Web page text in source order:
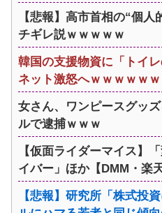
【悲報】高市首相の“個
チギレ説ｗｗｗｗｗ
韓国の支援物資に「トイ
ネット激怒へｗｗｗｗｗｗ
女さん、ワンピースグッ
ルで逮捕ｗｗｗ
【仮面ライダーマイス】
イバー」ほか【DMM・楽
【悲報】研究所「株式投